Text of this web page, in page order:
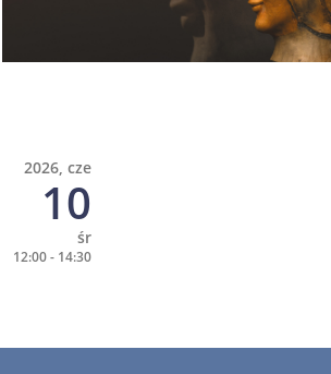
2026, cze
10
śr
12:00 - 14:30